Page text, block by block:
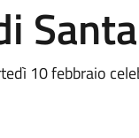
10 febbraio